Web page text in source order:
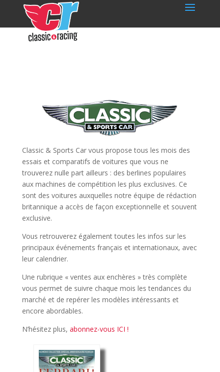
Classic & Sports Car vous propose tous les mois des
essais et comparatifs de voitures que vous ne
trouverez nulle part ailleurs : des berlines populaires
aux machines de compétition les plus exclusives. Ce
sont des voitures auxquelles notre équipe de rédaction
britannique a accès de façon exceptionnelle et souvent
exclusive.
Vous retrouverez également toutes les infos sur les
principaux événements français et internationaux, avec
leur calendrier.
Une rubrique « ventes aux enchères » très complète
vous permet de suivre chaque mois les tendances du
marché et de repérer les modèles intéressants et
encore abordables.
N’hésitez plus, abonnez-vous ICI !